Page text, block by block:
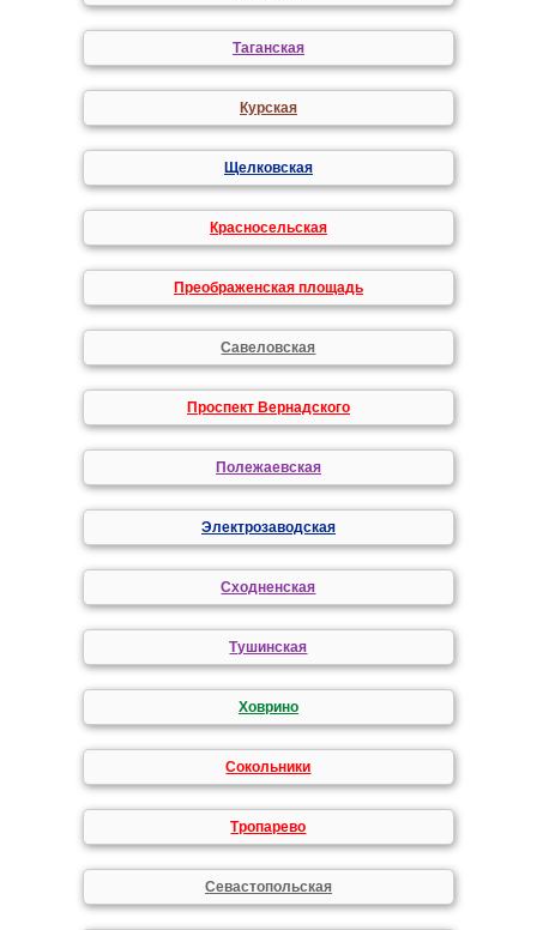
Таганская
Курская
Щелковская
Красносельская
Преображенская площадь
Савеловская
Проспект Вернадского
Полежаевская
Электрозаводская
Сходненская
Тушинская
Ховрино
Сокольники
Тропарево
Севастопольская